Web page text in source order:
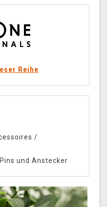
Reihe
/
Pins und Anstecker